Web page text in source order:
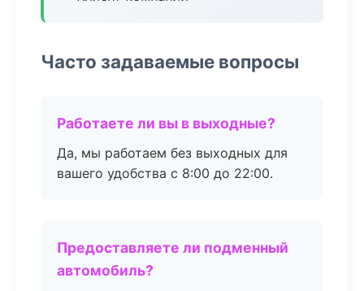
Часто задаваемые вопросы
Работаете ли вы в выходные?
Да, мы работаем без выходных для
вашего удобства с 8:00 до 22:00.
Предоставляете ли подменный
автомобиль?